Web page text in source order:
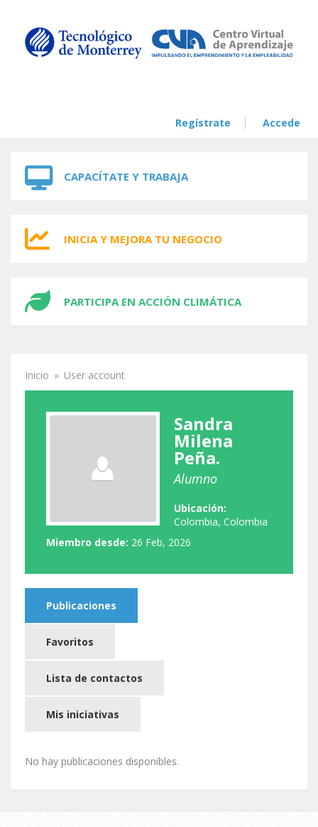
Regístrate Accede
CAPACÍTATE Y TRABAJA
INICIA Y MEJORA TU NEGOCIO
PARTICIPA EN ACCIÓN CLIMÁTICA
Se encuentra usted aquí
Inicio » User account
Sandra
Milena
Peña.
Alumno
Ubicación:
Colombia, Colombia
Miembro desde: 26 Feb, 2026
Publicaciones
Favoritos
Lista de contactos
Mis iniciativas
No hay publicaciones disponibles.